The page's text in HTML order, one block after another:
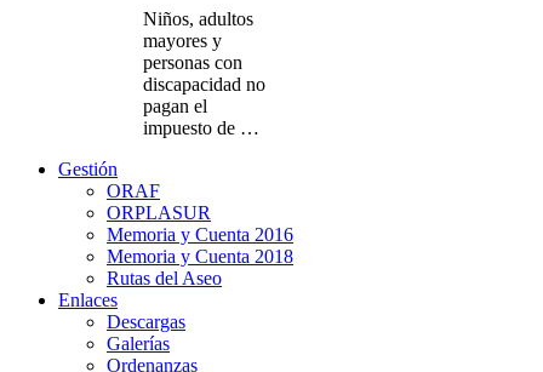
Niños, adultos
mayores y
personas con
discapacidad no
pagan el
impuesto de …
Gestión
ORAF
ORPLASUR
Memoria y Cuenta 2016
Memoria y Cuenta 2018
Rutas del Aseo
Enlaces
Descargas
Galerías
Ordenanzas